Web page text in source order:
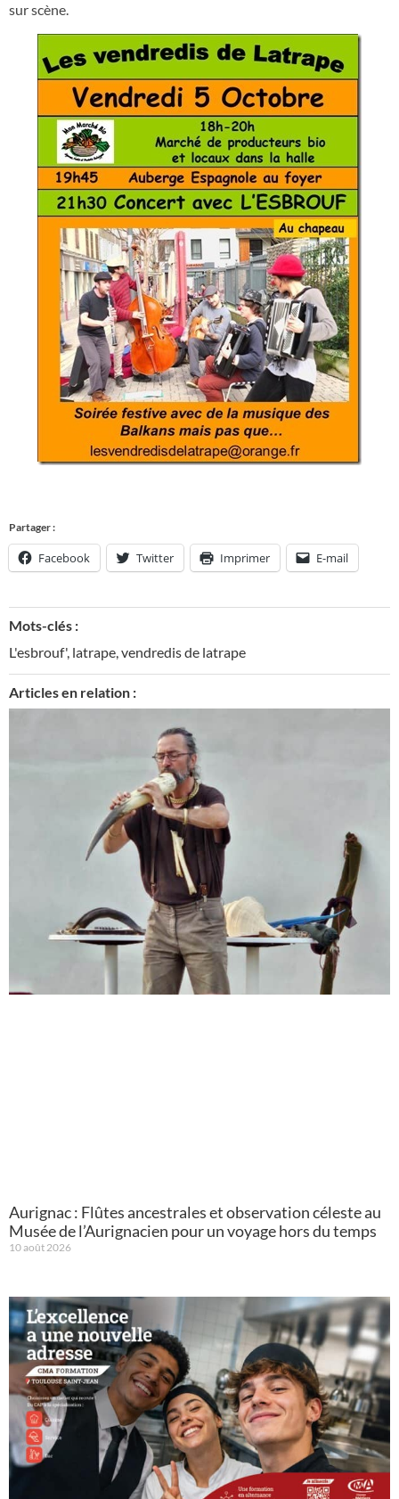
sur scène.
Partager :
Facebook Twitter Imprimer E-mail
Mots-clés :
L'esbrouf', latrape vendredis de latrape
Articles en relation :
Aurignac : Flûtes ancestrales et observation céleste au
Musée de l’Aurignacien pour un voyage hors du temps
10 août 2026